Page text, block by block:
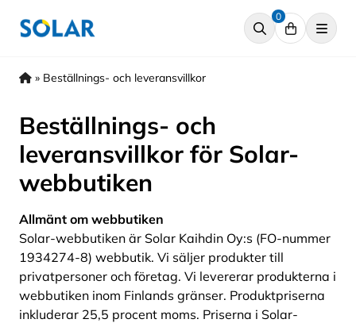
sisältöön
0
» Beställnings- och leveransvillkor
Beställnings- och
leveransvillkor för Solar-
webbutiken
Allmänt om webbutiken
Solar-webbutiken är Solar Kaihdin Oy:s (FO-nummer
1934274-8) webbutik. Vi säljer produkter till
privatpersoner och företag. Vi levererar produkterna i
webbutiken inom Finlands gränser. Produktpriserna
inkluderar 25,5 procent moms. Priserna i Solar-